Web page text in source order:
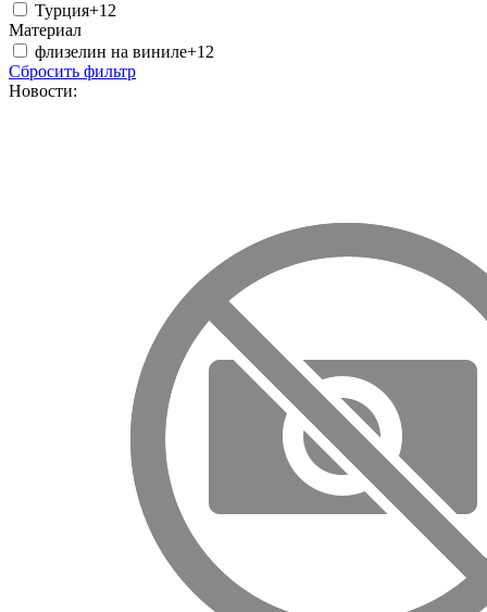
Турция+12
Материал
флизелин на виниле+12
Сбросить фильтр
Новости: